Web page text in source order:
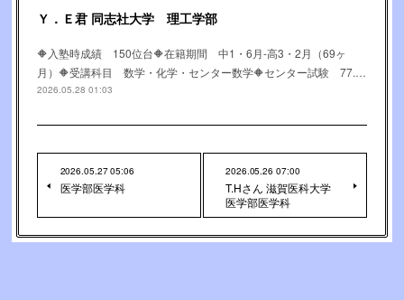
Ｙ．Ｅ君 同志社大学 理工学部
🔶入塾時成績 150位台🔶在籍期間 中1・6月-高3・2月（69ヶ
月）🔶受講科目 数学・化学・センター数学🔶センター試験 77.…
2026.05.28 01:03
2026.05.27 05:06
医学部医学科
2026.05.26 07:00
T.Hさん 滋賀医科大学
医学部医学科